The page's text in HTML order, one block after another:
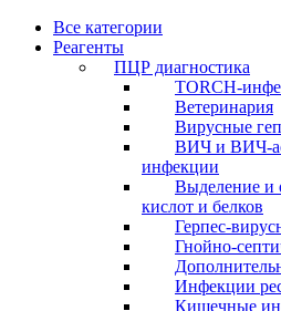
Все категории
Реагенты
ПЦР диагностика
TORCH-
Ветеринария
Вирусные
ВИЧ и ВИЧ-
инфекции
Выделение и
кислот и белков
Герпес-
Гнойно-
Инфекции
Кишечные